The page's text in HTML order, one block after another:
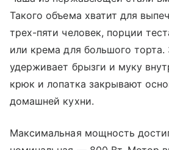
Такого объема хватит для
трех-пяти человек, порции
или крема для большого
удерживает брызги и муку
крюк и лопатка закрывают
домашней кухни.
Максимальная мощность